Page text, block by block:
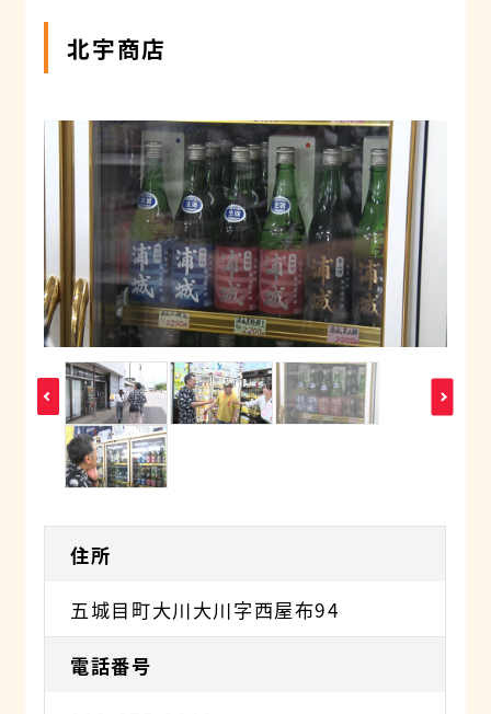
北宇商店
住所
五城目町大川大川字西屋布94
電話番号